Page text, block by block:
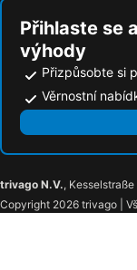
Hotelovy Dum
Hotel Hertz
Grand Jaroměř
Přihlaste se
výhody
Přizpůsobte si
Věrnostní
trivago N.V.,
Copyright 2026 trivago |